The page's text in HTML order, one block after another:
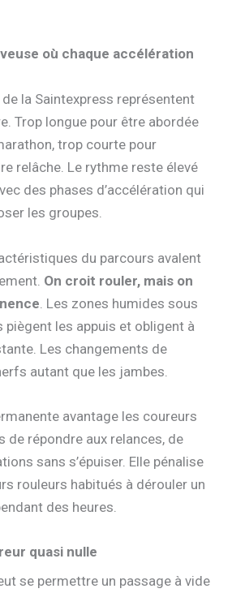
où chaque accélération
la Saintexpress représentent
Trop longue pour être abordée
trop courte pour
relâche. Le rythme reste élevé
des phases d’accélération qui
les groupes.
du parcours avalent
On croit rouler, mais on
. Les zones humides sous
les appuis et obligent à
Les changements de
autant que les jambes.
avantage les coureurs
de répondre aux relances, de
sans s’épuiser. Elle pénalise
rouleurs habitués à dérouler un
des heures.
quasi nulle
se permettre un passage à vide